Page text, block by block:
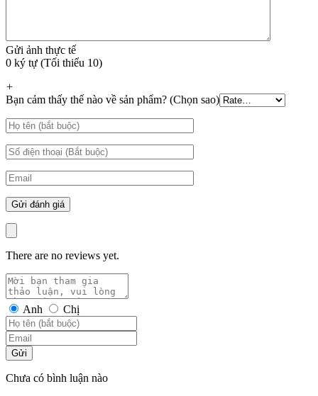
Gửi ảnh thực tế
0 ký tự (Tối thiểu 10)
+
Bạn cảm thấy thế nào về sản phẩm? (Chọn sao)
There are no reviews yet.
Anh Chị
Gửi
Chưa có bình luận nào